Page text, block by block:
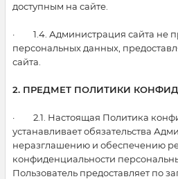
доступным на сайте.
· 1.4. Администрация сайта не
персональных данных,
сайта.
2. ПРЕДМЕТ ПОЛИТИКИ
· 2.1. Настоящая Политика
устанавливает обязательства
неразглашению и обеспечению
конфиденциальности
Пользователь предоставляет по